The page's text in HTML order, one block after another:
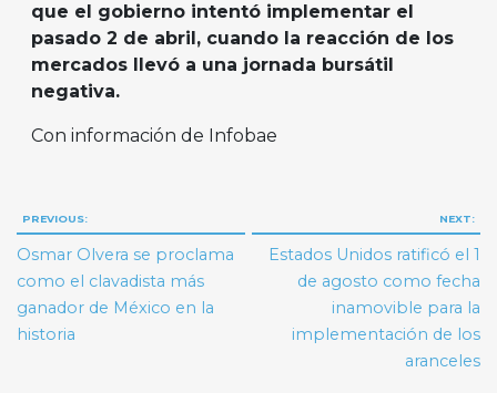
que el gobierno intentó implementar el
pasado 2 de abril, cuando la reacción de los
mercados llevó a una jornada bursátil
negativa.
Con información de Infobae
Navegación
de
entradas
PREVIOUS:
Osmar Olvera se proclama
como el clavadista más
ganador de México en la
historia
NEXT:
Estados Unidos ratificó el 1
de agosto como fecha
inamovible para la
implementación de los
aranceles